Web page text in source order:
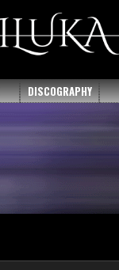
DISCOGRAPHY